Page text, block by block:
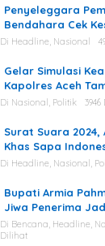
Penyeleggara
Bendahara Cek
Ketua KIP Aceh
Di Headline, Nasional
Gelar Simulasi
Kapolres Aceh
Proses, Kami Siap
Di Nasional, Politik
Surat Suara 2024,
Khas Sapa
Di Headline, Nasional,
Bupati Armia
Jiwa Penerima
Tamiang
Pascabencana
Di Bencana, Headline,
Dilihat